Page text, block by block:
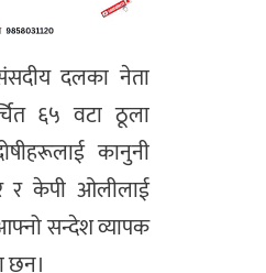
संसदीय दलका नेता
६५ वटा ठूला
कानुनी
र केपी ओलीलाई
सन्देश व्यापक
छन्।